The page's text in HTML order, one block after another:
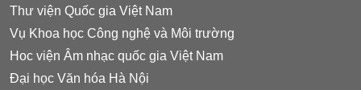
Thư viện Quốc gia Việt Nam
Vụ Khoa học Công nghệ và Môi trường
Hoc viện Âm nhạc quốc gia Việt Nam
Đại học Văn hóa Hà Nội